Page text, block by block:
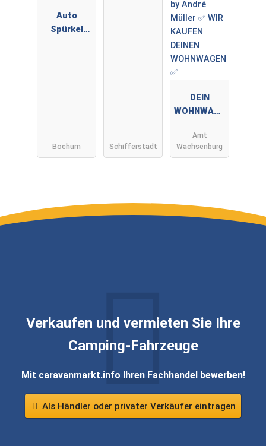
Auto
Spürkel
Bochum Schifferstadt
DEIN
WOHNWAGE
Müller ✅
WIR KAUFEN
Amt
Wachsenburg
Verkaufen und vermieten Sie Ihre
Camping-Fahrzeuge
Mit caravanmarkt.info Ihren Fachhandel bewerben!
Als Händler oder privater Verkäufer eintragen